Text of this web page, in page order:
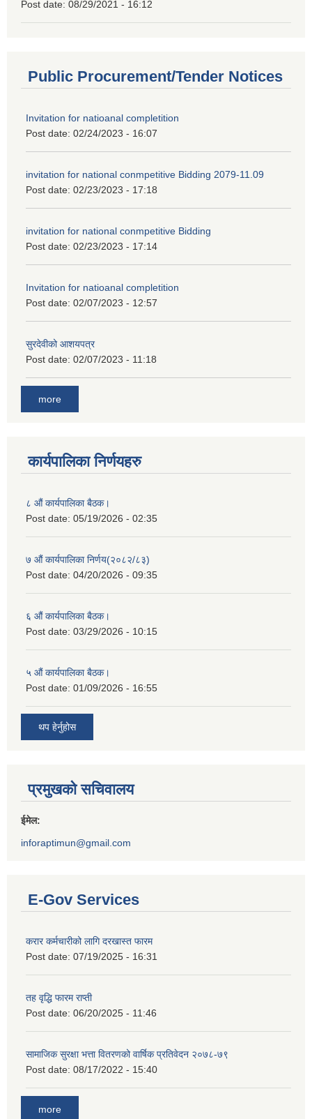
Post date: 08/29/2021 - 16:12
Public Procurement/Tender Notices
Invitation for natioanal completition
Post date: 02/24/2023 - 16:07
invitation for national conmpetitive Bidding 2079-11.09
Post date: 02/23/2023 - 17:18
invitation for national conmpetitive Bidding
Post date: 02/23/2023 - 17:14
Invitation for natioanal completition
Post date: 02/07/2023 - 12:57
सुरदेवीको आशयपत्र
Post date: 02/07/2023 - 11:18
more
कार्यपालिका निर्णयहरु
८ औं कार्यपालिका बैठक।
Post date: 05/19/2026 - 02:35
७ औं कार्यपालिका निर्णय(२०८२/८३)
Post date: 04/20/2026 - 09:35
६ औं कार्यपालिका बैठक।
Post date: 03/29/2026 - 10:15
५ औं कार्यपालिका बैठक।
Post date: 01/09/2026 - 16:55
थप हेर्नुहोस
प्रमुखको सचिवालय
ईमेल:
inforaptimun@gmail.com
E-Gov Services
करार कर्मचारीको लागि दरखास्त फारम
Post date: 07/19/2025 - 16:31
तह वृद्धि फारम राप्ती
Post date: 06/20/2025 - 11:46
सामाजिक सुरक्षा भत्ता वितरणको वार्षिक प्रतिवेदन २०७८-७९
Post date: 08/17/2022 - 15:40
more